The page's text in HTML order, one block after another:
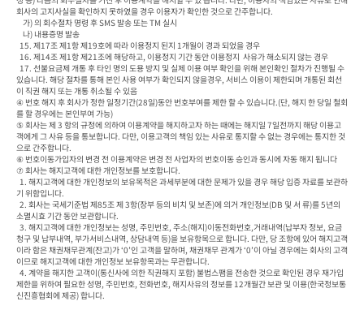
회사의 고지사실을 확인하지 못하였을 경우 이용자가 확인한 것으로 간주합니다.
  16. 제14조 제1항 제21조에 해당하고, 이용정지 기간 동안 이용정지  사유가 해소되지 않는 경우
있습니다. 해당 절차를 통해 본인 사용 여부가 확인되지 않을경우, 서비스 이용이 제한되며 개통된 회선
이 직권 해지 또는 개통 취소될 수 있음
④ 번호 해지 후 회사가 정한 일정기간(28일)동안 번호부여를 제한 할 수 있습니다.(단, 해지 한 당일 철회
를 할 경우에는 본인부여 가능)
⑤ 회사는 제 3 항의 규정에 의하여 이용계약을 해지하고자 하는 때에는 해지일 7일전까지 해당 이용고
객에게 그 사유 등을 통보합니다. 다만, 이용고객의 책임 있는 사유로 통지할 수 없는 경우에는 통지한 것
으로 간주합니다.
⑥ 번호이동가입자의 변경 전 이용계약은 변경 전 사업자의 번호이동 승인과 동시에 자동 해지 됩니다
⑦ 회사는 해지고객에 대한 개인정보를 보호합니다.
기 위함입니다.
소멸시효 기간 동안 보관합니다.
청구 및 납부내역, 부가서비스내역, 상담내역 등)을 보유항목으로 합니다. 다만, 당 조항에 있어 해지고객
이라 함은 채권채무관계(잔고)가 ‘0’인 고객을 말하며, 채권채무 관계가 ‘0’이 아닐 경우에는 회사의 고객
이므로 해지고객에 대한 개인정보 보유항목과는 무관합니다.
제한을 위하여 필요한 성명, 주민번호, 전화번호, 해지사유의 정보를 12개월간 보관 및 이용(한국정보통
신진흥협회에 제공) 합니다.